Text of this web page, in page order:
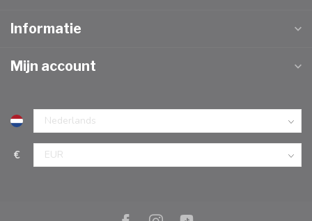
Informatie
Mijn account
€